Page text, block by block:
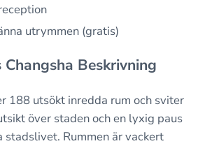
utrymmen (gratis)
Changsha Beskrivning
188 utsökt inredda rum och sviter
över staden och en lyxig paus
stadslivet. Rummen är vackert